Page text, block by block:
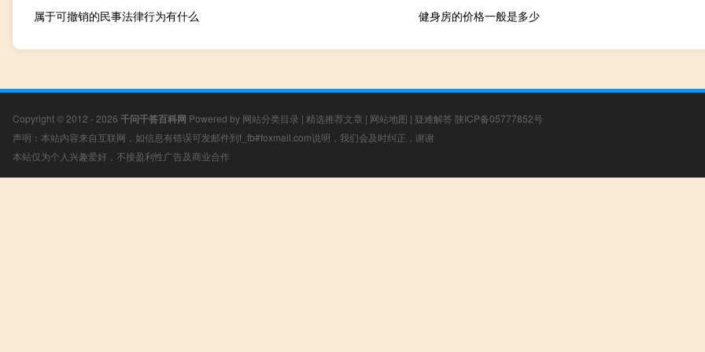
属于可撤销的民事法律行为有什么 健身房的价格一般是多少
Copyright © 2012 - 2026 千问千答百科网 Powered by 网站分类目录 | 精选推荐文章 | 网站地图 | 疑难解答 陕ICP备05777852号
声明：本站内容来自互联网，如信息有错误可发邮件到f_fb#foxmail.com说明，我们会及时纠正，谢谢
本站仅为个人兴趣爱好，不接盈利性广告及商业合作